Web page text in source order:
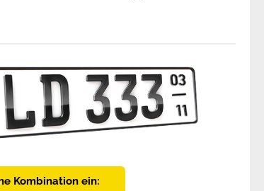
Kombination ein: